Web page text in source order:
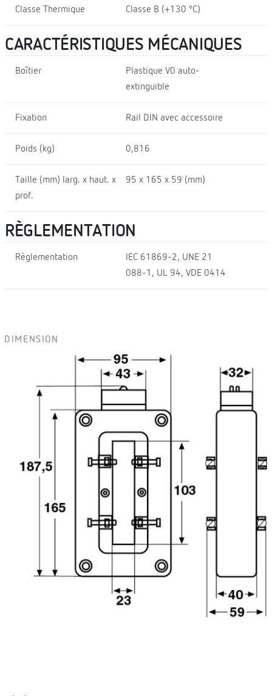
Classe Thermique Classe B (+130 ºC)
CARACTÉRISTIQUES MÉCANIQUES
Boîtier
Plastique V0 auto-
extinguible
Fixation Rail DIN avec accessoire
Poids (kg) 0,816
Taille (mm) larg. x haut. x
prof.
95 x 165 x 59 (mm)
RÈGLEMENTATION
Règlementation
IEC 61869-2, UNE 21
088-1, UL 94, VDE 0414
DIMENSION